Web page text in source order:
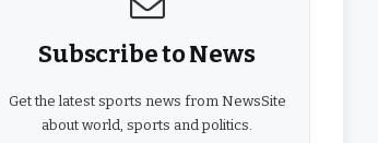
Subscribe to News
Get the latest sports news from NewsSite
about world, sports and politics.